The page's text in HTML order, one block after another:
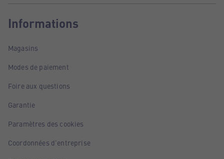
Informations
Magasins
Modes de paiement
Foire aux questions
Garantie
Paramètres des cookies
Coordonnées d'entreprise